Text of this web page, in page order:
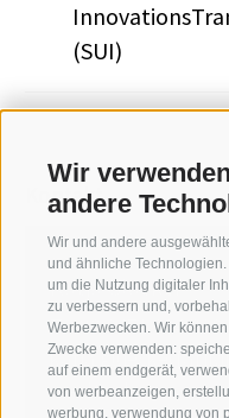
Wir
andere
Wir und andere
und ähnliche
um die Nutzung digitaler
zu verbessern und,
Werbezwecken. Wir
Zwecke verwenden:
auf einem endgerät,
von werbeanzeigen,
werbung, verwendung von
(SUI)
Kontakt
Katja Glücker
T +39 0471 094 228
suedtirol.com